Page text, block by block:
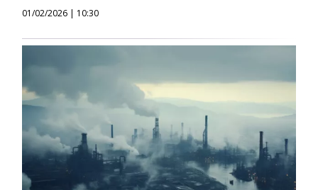
01/02/2026 | 10:30